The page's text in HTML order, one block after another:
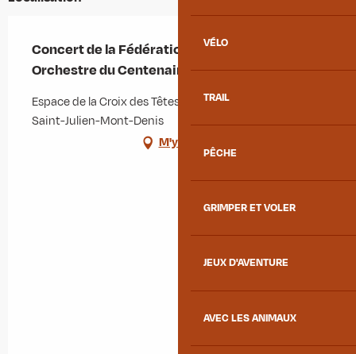
VÉLO
TRAIL
PÊCHE
GRIMPER ET VOLER
JEUX D'AVENTURE
AVEC LES ANIMAUX
Concert de la Fédération musicale de Savoie -
Orchestre du Centenaire
Espace de la Croix des Têtes, 156 route Neuve, 73870
Saint-Julien-Mont-Denis
M'y rendre